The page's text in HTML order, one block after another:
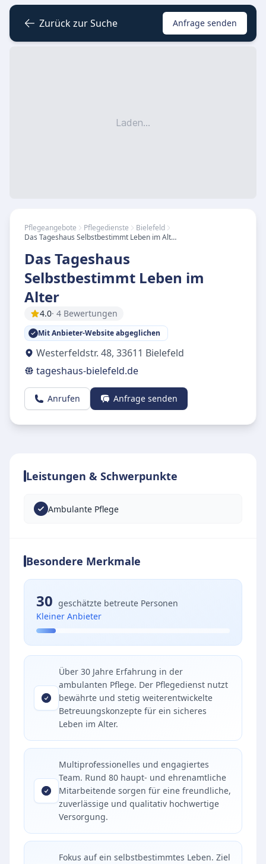
Zurück zur Suche Anfrage senden
Laden...
Pflegeangebote Pflegedienste
Bielefeld
Das Tageshaus Selbstbestimmt Leben im Alter
Das Tageshaus
Selbstbestimmt Leben im
Alter
4.0· 4 Bewertungen
Mit Anbieter-Website abgeglichen
Westerfeldstr. 48, 33611 Bielefeld
tageshaus-bielefeld.de
Anrufen Anfrage senden
Leistungen & Schwerpunkte
Ambulante Pflege
Besondere Merkmale
30 geschätzte betreute Personen
Kleiner Anbieter
Über 30 Jahre Erfahrung in der
ambulanten Pflege. Der Pflegedienst nutzt
bewährte und stetig weiterentwickelte
Betreuungskonzepte für ein sicheres
Leben im Alter.
Multiprofessionelles und engagiertes
Team. Rund 80 haupt- und ehrenamtliche
Mitarbeitende sorgen für eine freundliche,
zuverlässige und qualitativ hochwertige
Versorgung.
Fokus auf ein selbstbestimmtes Leben. Ziel